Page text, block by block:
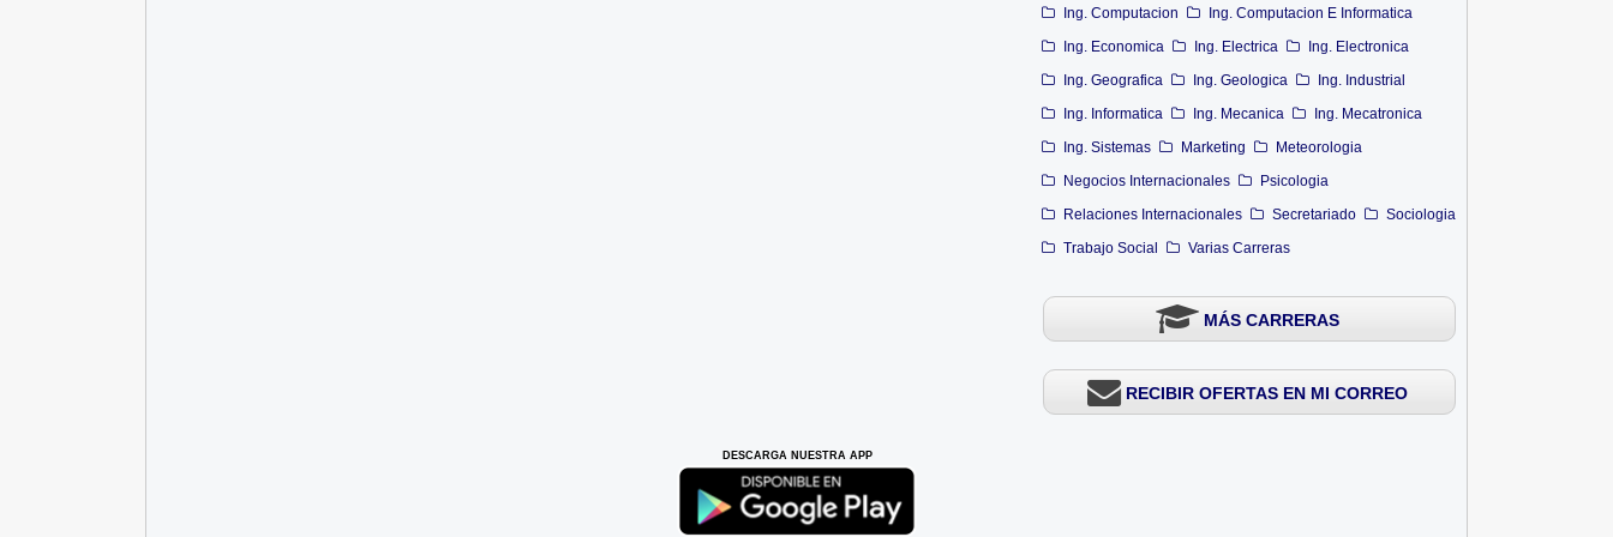
Ing. Computacion
Ing. Computacion E Informatica
Ing. Economica
Ing. Electrica
Ing. Electronica
Ing. Geografica
Ing. Geologica
Ing. Industrial
Ing. Informatica
Ing. Mecanica
Ing. Mecatronica
Ing. Sistemas
Marketing
Meteorologia
Negocios Internacionales
Psicologia
Relaciones Internacionales
Secretariado
Sociologia
Trabajo Social
Varias Carreras
MÁS CARRERAS
RECIBIR OFERTAS EN MI CORREO
DESCARGA NUESTRA APP